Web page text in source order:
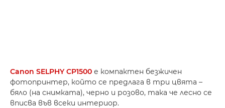
Canon SELPHY CP1500 е компактен безжичен
фотопринтер, който се предлага в три цвята –
бяло (на снимката), черно и розово, така че лесно се
вписва във всеки интериор.